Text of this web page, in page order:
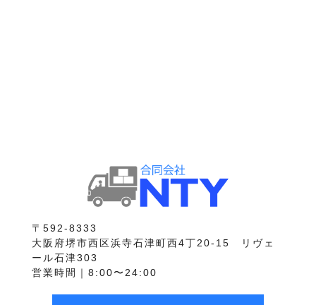
〒592-8333
大阪府堺市西区浜寺石津町西4丁20-15 リヴェ
ール石津303
営業時間｜8:00〜24:00